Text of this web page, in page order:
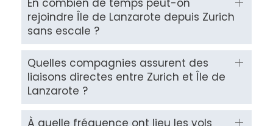
rejoindre Île de Lanzarote depuis Zurich
sans escale ?
Quelles compagnies assurent des
liaisons directes entre Zurich et Île de
Lanzarote ?
À quelle fréquence ont lieu les vols